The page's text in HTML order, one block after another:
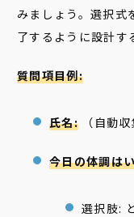
みましょう。選択式
了するように設計す
質問項目例:
氏名:（自動収
今日の体調は
選択肢: